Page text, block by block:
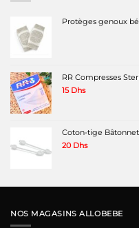
Protèges genoux
RR Compresses
15 Dhs
Coton-tige
20 Dhs
NOS MAGASINS ALLOBEBE